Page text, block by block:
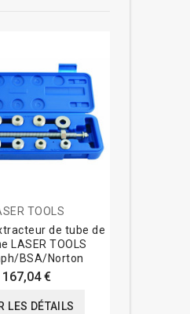
TOOLS
de tube de
LASER TOOLS
BSA/Norton
167,04 €
LES DÉTAILS